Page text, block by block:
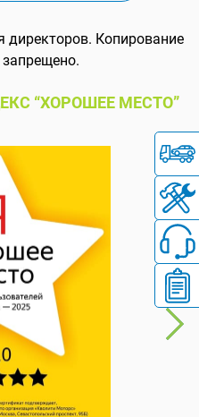
директоров. Копирование
“ХОРОШЕЕ МЕСТО”